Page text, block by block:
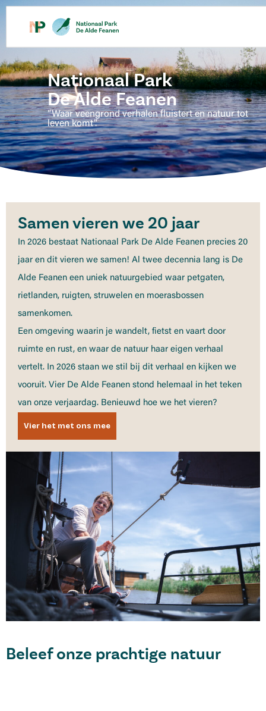
de
Nationaal Park
De Alde Feanen
“Waar veengrond verhalen fluistert en natuur tot
leven komt”.
Samen vieren we 20 jaar
In 2026 bestaat Nationaal Park De Alde Feanen precies 20
jaar en dit vieren we samen! Al twee decennia lang is De
Alde Feanen een uniek natuurgebied waar petgaten,
rietlanden, ruigten, struwelen en moerasbossen
samenkomen.
Een omgeving waarin je wandelt, fietst en vaart door
ruimte en rust, en waar de natuur haar eigen verhaal
vertelt. In 2026 staan we stil bij dit verhaal en kijken we
vooruit. Vier De Alde Feanen stond helemaal in het teken
van onze verjaardag. Benieuwd hoe we het vieren?
Vier het met ons mee
Beleef onze prachtige natuur